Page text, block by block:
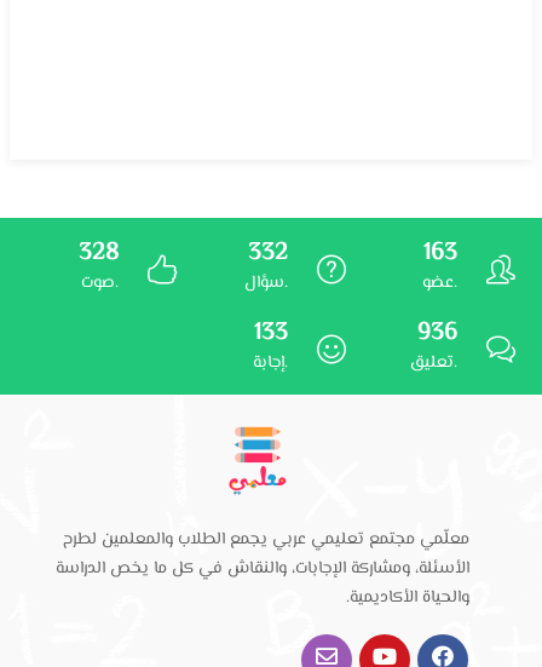
163
عضو.
332
سؤال.
328
صوت.
936
تعليق.
133
إجابة.
معلّمي مجتمع تعليمي عربي يجمع الطلاب والمعلمين لطرح
الأسئلة، ومشاركة الإجابات، والنقاش في كل ما يخص الدراسة
والحياة الأكاديمية.